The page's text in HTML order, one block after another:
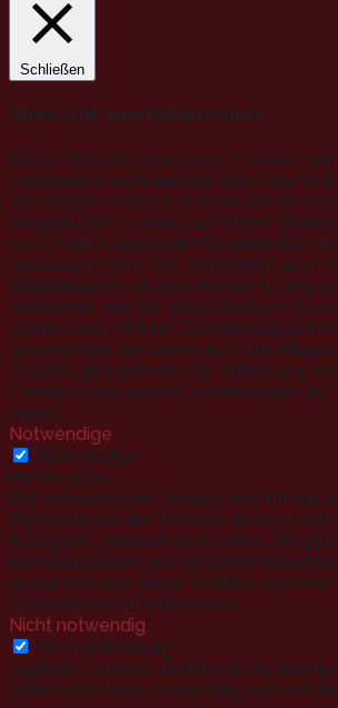
Schließen
Übersicht zum Datenschutz
Diese Website verwendet Cookies, um
verbessern, während Sie durch die
Von diesen Cookies werden die als
eingestuften Cookies auf Ihrem
sie für die Funktion der
unerlässlich sind. Wir verwenden auch
Drittanbietern, die uns helfen, zu
verstehen, wie Sie diese Website
werden nur mit Ihrer Zustimmung in
gespeichert. Sie haben auch die
Cookies abzulehnen. Die Ablehnung
Cookies kann jedoch Auswirkungen
haben.
Notwendige
Notwendige
immer aktiv
Die notwendigen Cookies sind für das
Funktionieren der Website absolut
Kategorie umfasst nur Cookies, die
Funktionalitäten und
gewährleisten. Diese Cookies
persönlichen Informationen.
Nicht notwendig
Nicht notwendig
Jegliche Cookies, die für das
nicht besonders notwendig sind und